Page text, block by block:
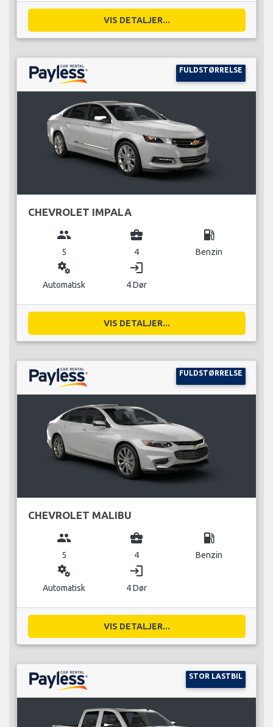
VIS DETALJER...
FULDSTØRRELSE
CHEVROLET IMPALA
group
5
business_center
4
local_gas_station
Benzin
miscellaneous_services
Automatisk
login
4 Dør
VIS DETALJER...
FULDSTØRRELSE
CHEVROLET MALIBU
group
5
business_center
4
local_gas_station
Benzin
miscellaneous_services
Automatisk
login
4 Dør
VIS DETALJER...
STOR LASTBIL